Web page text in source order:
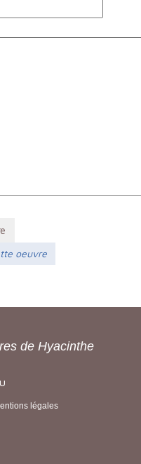
oeuvre
de Hyacinthe
légales